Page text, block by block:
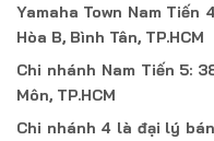
Yamaha Town Nam Tiến
Hòa B, Bình Tân, TP.HCM
Chi nhánh Nam Tiến 5:
Môn, TP.HCM
Chi nhánh 4 là đại lý